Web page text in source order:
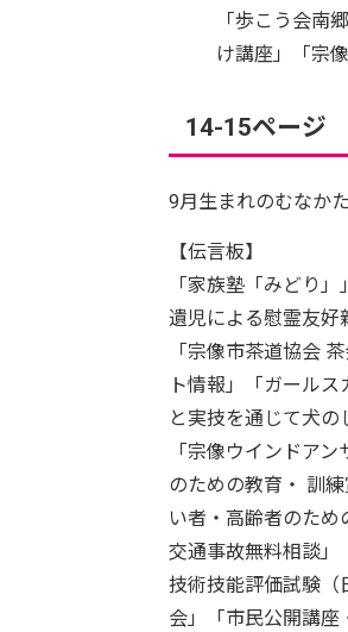
「歩こう会南
け講座」「宗
14-15ページ
9月生まれのむなか
【伝言板】
「家族塾「みどり
遺児による慰霊友好
「宗像市茶道協会
ト情報」「ガール
と実技を通じて犬の
「宗像ウインドア
のための教育・ 訓
い者・高齢者のた
交通事故無料相談」
技術技能評価試験（
会」「市民公開講座